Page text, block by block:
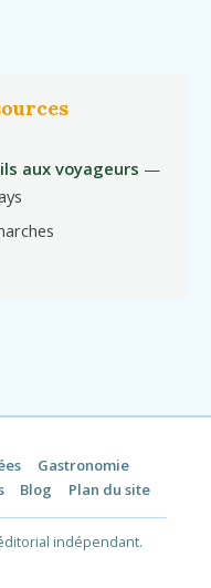
aux voyageurs —
Gastronomie
Blog Plan du site
indépendant.